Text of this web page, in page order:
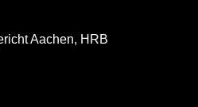
Aachen, HRB